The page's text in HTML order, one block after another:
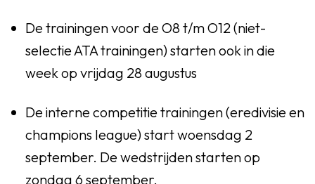
De trainingen voor de O8 t/m O12 (niet-
selectie ATA trainingen) starten ook in die
week op vrijdag 28 augustus
De interne competitie trainingen (eredivisie en
champions league) start woensdag 2
september. De wedstrijden starten op
zondag 6 september.